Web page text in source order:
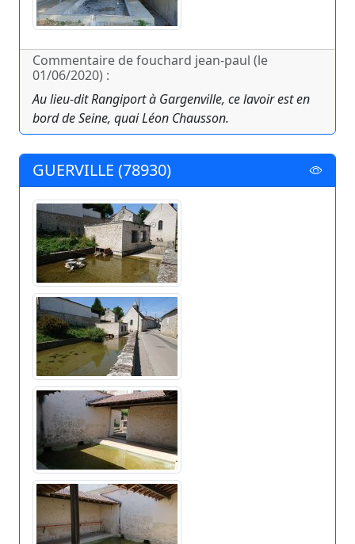
Commentaire de fouchard jean-paul (le
01/06/2020) :
Au lieu-dit Rangiport à Gargenville, ce lavoir est en
bord de Seine, quai Léon Chausson.
GUERVILLE (78930)